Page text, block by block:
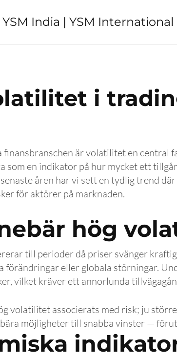
YSM India | YSM International
i
finansbranschen är volatilitet en
som en indikator på hur mycket ett
åren har vi sett en tydlig trend
för aktörer på marknaden.
hög
till perioder då priser svänger
förändringar eller globala störningar.
vilket kräver ett annorlunda
volatilitet associerats med risk; ju
möjligheter till snabba vinster —